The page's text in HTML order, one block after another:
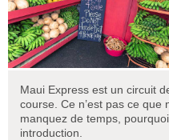
Maui Express est un circuit
course. Ce n’est pas ce
manquez de temps,
introduction.